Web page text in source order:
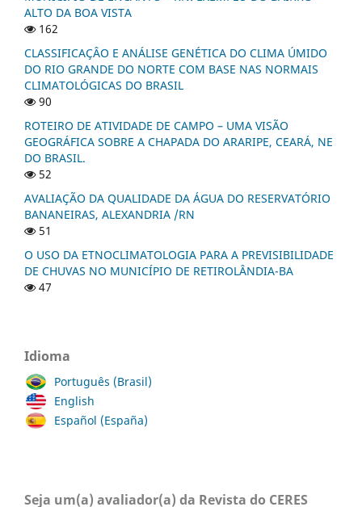
ALTO DA BOA VISTA
162
CLASSIFICAÇÂO E ANÁLISE GENÉTICA DO CLIMA ÚMIDO
DO RIO GRANDE DO NORTE COM BASE NAS NORMAIS
CLIMATOLÓGICAS DO BRASIL
90
ROTEIRO DE ATIVIDADE DE CAMPO – UMA VISÃO
GEOGRÁFICA SOBRE A CHAPADA DO ARARIPE, CEARÁ, NE
DO BRASIL.
52
AVALIAÇÃO DA QUALIDADE DA ÁGUA DO RESERVATÓRIO
BANANEIRAS, ALEXANDRIA /RN
51
O USO DA ETNOCLIMATOLOGIA PARA A PREVISIBILIDADE
DE CHUVAS NO MUNICÍPIO DE RETIROLÂNDIA-BA
47
Idioma
Português (Brasil)
English
Español (España)
Seja um(a) avaliador(a) da Revista do CERES